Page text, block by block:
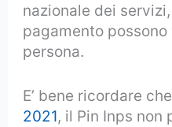
nazionale dei
pagamento
persona.
E’ bene ricordare
2021, il Pin Inps non